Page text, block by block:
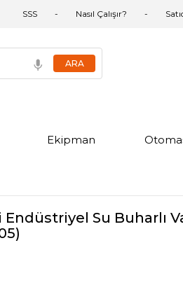
SSS Nasıl Çalışır?
Ekipman
Su Buharlı